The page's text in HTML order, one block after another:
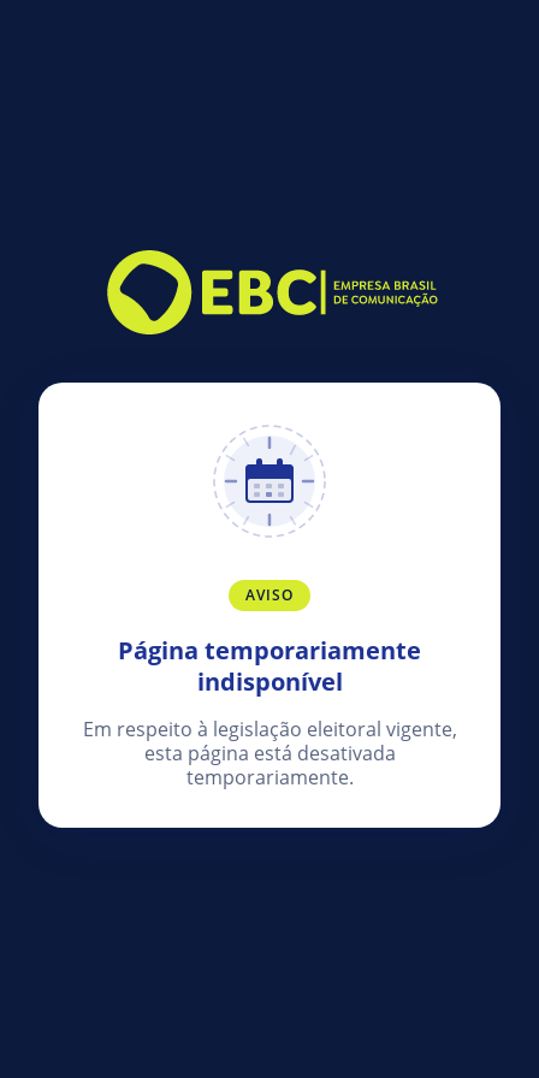
AVISO
Página temporariamente
indisponível
Em respeito à legislação eleitoral vigente,
esta página está desativada
temporariamente.